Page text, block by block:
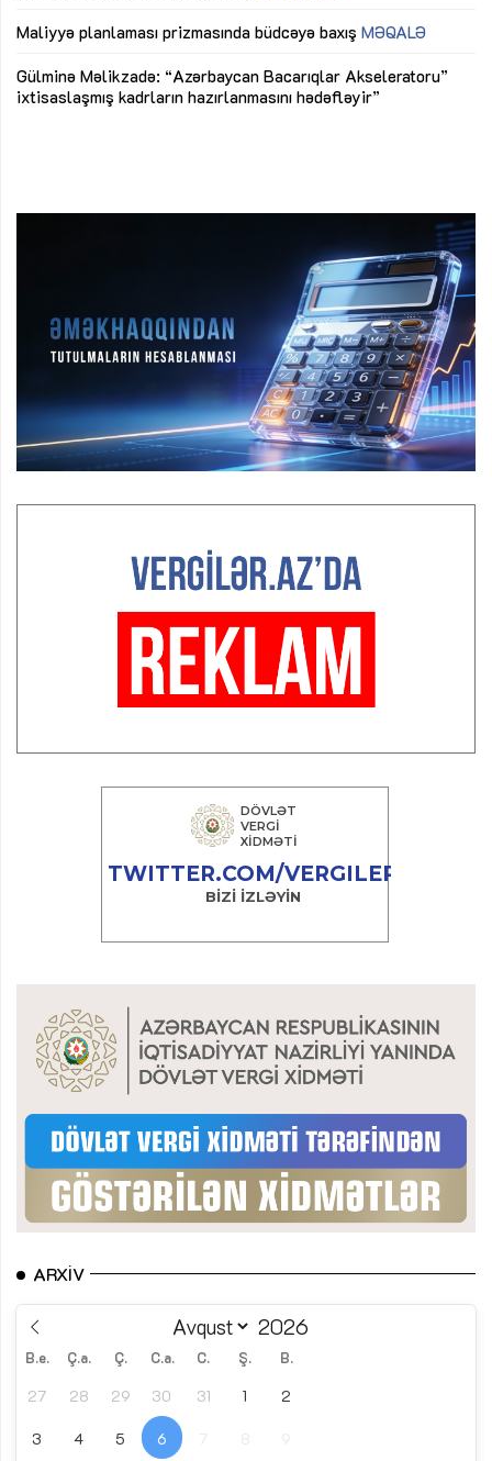
Maliyyə planlaması prizmasında büdcəyə baxış MƏQALƏ
Gülminə Məlikzadə: “Azərbaycan Bacarıqlar Akseleratoru”
ixtisaslaşmış kadrların hazırlanmasını hədəfləyir”
ARXIV
B.e. Ç.a. Ç. C.a. C. Ş. B.
27 28 29 30 31 1 2
3 4 5 6